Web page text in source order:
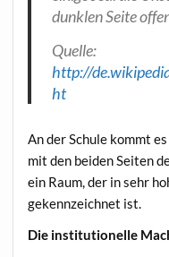
dunk­len Sei­te
Quel­le:
http://
ht
An der Schu­le kommt
mit den bei­den Sei­ten
ein Raum, der in sehr
gekenn­zeich­net ist.
Die insti­tu­tio­nel­le